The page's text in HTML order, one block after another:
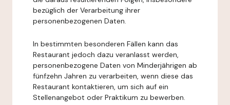
bezüglich der Verarbeitung ihrer
personenbezogenen Daten.
In bestimmten besonderen Fällen kann das
Restaurant jedoch dazu veranlasst werden,
personenbezogene Daten von Minderjährigen ab
fünfzehn Jahren zu verarbeiten, wenn diese das
Restaurant kontaktieren, um sich auf ein
Stellenangebot oder Praktikum zu bewerben.